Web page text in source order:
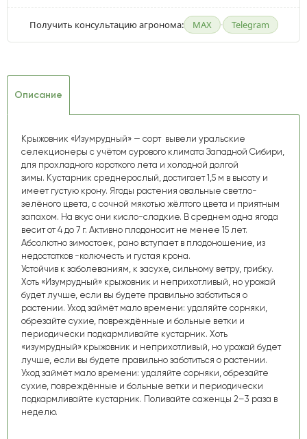
Получить консультацию агронома: MAX · Telegram
Описание
Крыжовник «Изумрудный» — сорт вывели уральские
селекционеры с учётом сурового климата Западной Сибири,
для прохладного короткого лета и холодной долгой
зимы. Кустарник среднерослый, достигает 1,5 м в высоту и
имеет густую крону. Ягоды растения овальные светло-
зелёного цвета, с сочной мякотью жёлтого цвета и приятным
запахом. На вкус они кисло-сладкие. В среднем одна ягода
весит от 4 до 7 г. Активно плодоносит не менее 15 лет.
Абсолютно зимостоек, рано вступает в плодоношение, из
недостатков -колючесть и густая крона.
Устойчив к заболеваниям, к засухе, сильному ветру, грибку.
Хоть «Изумрудный» крыжовник и неприхотливый, но урожай
будет лучше, если вы будете правильно заботиться о
растении. Уход займёт мало времени: удаляйте сорняки,
обрезайте сухие, повреждённые и больные ветки и
периодически подкармливайте кустарник. Хоть
«изумрудный» крыжовник и неприхотливый, но урожай будет
лучше, если вы будете правильно заботиться о растении.
Уход займёт мало времени: удаляйте сорняки, обрезайте
сухие, повреждённые и больные ветки и периодически
подкармливайте кустарник. Поливайте саженцы 2–3 раза в
неделю.